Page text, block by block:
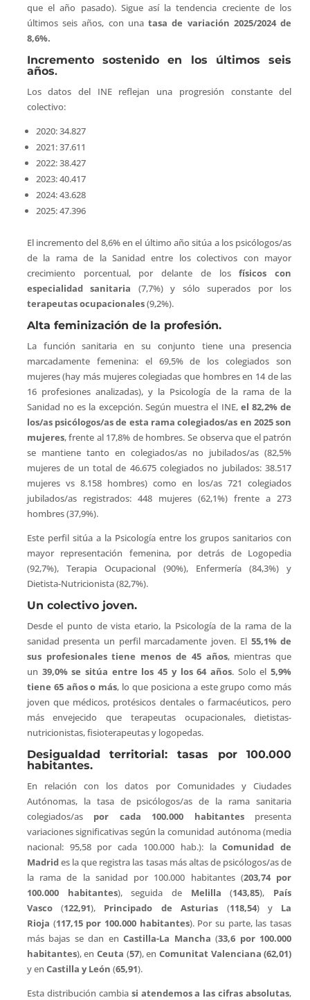
que el año pasado). Sigue así la tendencia creciente de los
últimos seis años, con unatasa de variación 2025/2024 de
8,6%.
Incremento sostenido en los últimos seis
años.
Los datos del INE reflejan una progresión constante del
colectivo:
2020: 34.827
2021: 37.611
2022: 38.427
2023: 40.417
2024: 43.628
2025: 47.396
El incremento del 8,6% en el último año sitúa a los psicólogos/as
de la rama de la Sanidad entre los colectivos con mayor
crecimiento porcentual, por delante de losfísicos con
especialidad sanitaria (7,7%) y sólo superados por los
terapeutas ocupacionales(9,2%).
Alta feminización de la profesión.
La función sanitaria en su conjunto tiene una presencia
marcadamente femenina: el 69,5% de los colegiados son
mujeres (hay más mujeres colegiadas que hombres en 14 de las
16 profesiones analizadas), y la Psicología de la rama de la
Sanidad no es la excepción. Según muestra el INE, el 82,2% de
los/as psicólogos/as de esta rama colegiados/as en 2025 son
mujeres, frente al 17,8% de hombres. Se observa que el patrón
se mantiene tanto en colegiados/as no jubilados/as (82,5%
mujeres de un total de 46.675 colegiados no jubilados: 38.517
mujeres vs 8.158 hombres) como en los/as 721 colegiados
jubilados/as registrados: 448 mujeres (62,1%) frente a 273
hombres (37,9%).
Este perfil sitúa a la Psicología entre los grupos sanitarios con
mayor representación femenina, por detrás de Logopedia
(92,7%), Terapia Ocupacional (90%), Enfermería (84,3%) y
Dietista-Nutricionista (82,7%).
Un colectivo joven.
Desde el punto de vista etario, la Psicología de la rama de la
sanidad presenta un perfil marcadamente joven. El 55,1% de
sus profesionales tiene menos de 45 años, mientras que
un 39,0% se sitúa entre los 45 y los 64 años. Solo el5,9%
tiene 65 años o más, lo que posiciona a este grupo como más
joven que médicos, protésicos dentales o farmacéuticos, pero
más envejecido que terapeutas ocupacionales, dietistas-
nutricionistas, fisioterapeutas y logopedas.
Desigualdad territorial: tasas por 100.000
habitantes.
En relación con los datos por Comunidades y Ciudades
Autónomas, la tasa de psicólogos/as de la rama sanitaria
colegiados/as por cada 100.000 habitantespresenta
variaciones significativas según la comunidad autónoma (media
nacional: 95,58 por cada 100.000 hab.): laComunidad de
Madrides la que registra las tasas más altas de psicólogos/as de
la rama de la sanidad por 100.000 habitantes (203,74 por
100.000 habitantes), seguida de Melilla (143,85), País
Vasco(122,91), Principado de Asturias (118,54) y La
Rioja (117,15 por 100.000 habitantes). Por su parte, las tasas
más bajas se dan enCastilla-La Mancha (33,6 por 100.000
habitantes), enCeuta (57), en Comunitat Valenciana (62,01)
y en Castilla y León (65,91).
Esta distribución cambiasi atendemos a las cifras absolutas,